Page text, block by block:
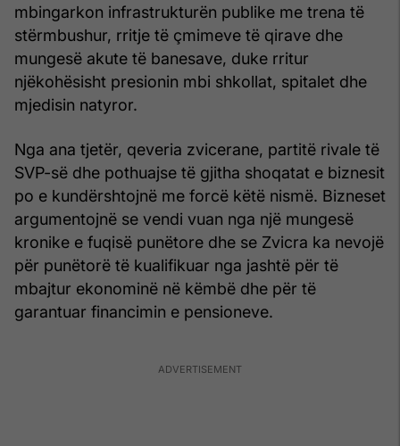
mbingarkon infrastrukturën publike me trena të
stërmbushur, rritje të çmimeve të qirave dhe
mungesë akute të banesave, duke rritur
njëkohësisht presionin mbi shkollat, spitalet dhe
mjedisin natyror.
Nga ana tjetër, qeveria zvicerane, partitë rivale të
SVP-së dhe pothuajse të gjitha shoqatat e biznesit
po e kundërshtojnë me forcë këtë nismë. Bizneset
argumentojnë se vendi vuan nga një mungesë
kronike e fuqisë punëtore dhe se Zvicra ka nevojë
për punëtorë të kualifikuar nga jashtë për të
mbajtur ekonominë në këmbë dhe për të
garantuar financimin e pensioneve.